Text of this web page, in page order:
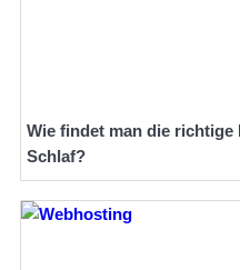
Wie findet man die
Schlaf?